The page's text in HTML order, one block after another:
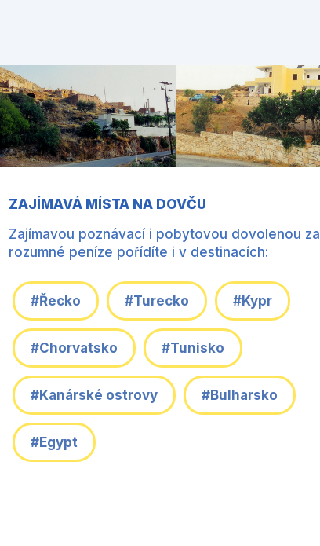
ZAJÍMAVÁ MÍSTA NA DOVČU
Zajímavou poznávací i pobytovou dovolenou za
rozumné peníze pořídíte i v destinacích:
#Řecko #Turecko #Kypr
#Chorvatsko #Tunisko
#Kanárské ostrovy #Bulharsko
#Egypt